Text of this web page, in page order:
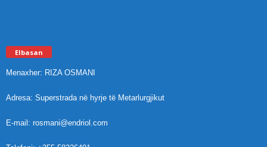
Elbasan
Menaxher: RIZA OSMANI
Adresa: Superstrada në hyrje të Metarlurgjikut
E-mail: rosmani@endriol.com